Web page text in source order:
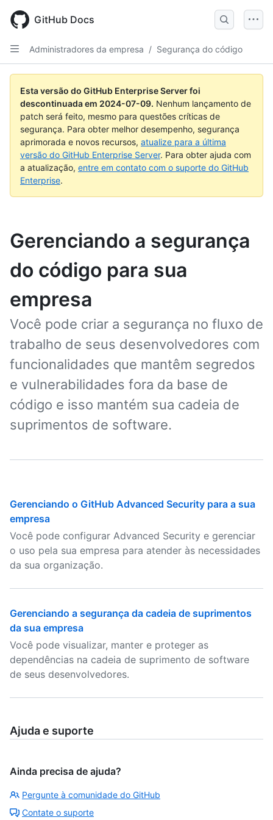
main
content
GitHub Docs
Administradores da empresa / Segurança do código
Esta versão do GitHub Enterprise Server foi
descontinuada em 2024-07-09. Nenhum lançamento de
patch será feito, mesmo para questões críticas de
segurança. Para obter melhor desempenho, segurança
aprimorada e novos recursos, atualize para a última
versão do GitHub Enterprise Server. Para obter ajuda com
a atualização, entre em contato com o suporte do GitHub
Enterprise.
Gerenciando a segurança
do código para sua
empresa
Você pode criar a segurança no fluxo de
trabalho de seus desenvolvedores com
funcionalidades que mantêm segredos
e vulnerabilidades fora da base de
código e isso mantém sua cadeia de
suprimentos de software.
Gerenciando o GitHub Advanced Security para a sua
empresa
Você pode configurar Advanced Security e gerenciar
o uso pela sua empresa para atender às necessidades
da sua organização.
Gerenciando a segurança da cadeia de suprimentos
da sua empresa
Você pode visualizar, manter e proteger as
dependências na cadeia de suprimento de software
de seus desenvolvedores.
Ajuda e suporte
Ainda precisa de ajuda?
Pergunte à comunidade do GitHub
Contate o suporte